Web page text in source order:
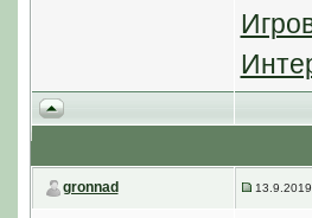
gronnad